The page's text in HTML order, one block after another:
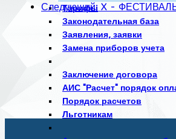
Тарифы
Законодательная база
Заявления, заявки
Замена приборов учета
Заключение договора
АИС "Расчет" порядок
Порядок расчетов
Льготникам
Следующий: X - ФЕСТИВАЛЬ